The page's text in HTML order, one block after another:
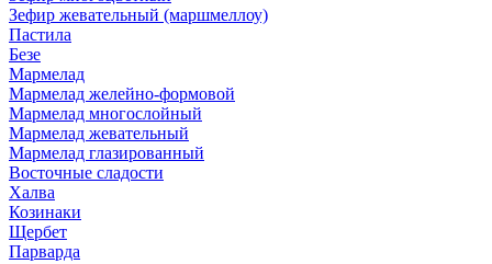
Зефир жевательный (маршмеллоу)
Пастила
Безе
Мармелад
Мармелад желейно-формовой
Мармелад многослойный
Мармелад жевательный
Мармелад глазированный
Восточные сладости
Халва
Козинаки
Щербет
Парварда